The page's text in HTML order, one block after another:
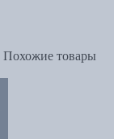
Похожие товары